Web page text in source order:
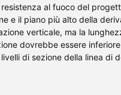
al fuoco del
e il piano più alto della
verticale, ma la
dovrebbe essere
di sezione della linea di